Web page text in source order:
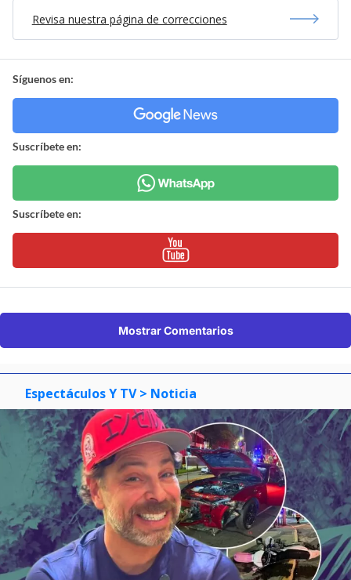
Revisa nuestra página de correcciones
Síguenos en:
Suscríbete en:
Suscríbete en:
Mostrar Comentarios
Espectáculos Y TV > Noticia